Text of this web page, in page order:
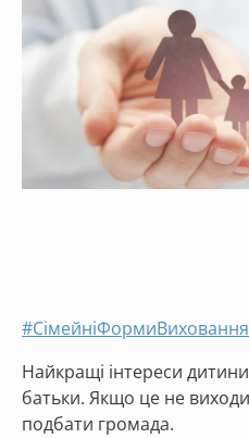
#СімейніФормиВиховання
Найкращі інтереси
батьки. Якщо це не
подбати громада.